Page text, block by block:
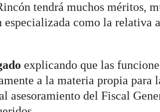
tendrá muchos méritos,
como la relativa
explicando que las
a la materia propia para
asesoramiento del Fiscal